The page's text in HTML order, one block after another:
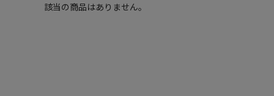
該当の商品はありません。